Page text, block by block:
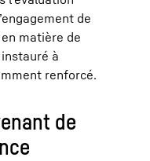
de
matière de
à
renforcé.
de